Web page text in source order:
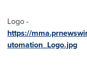
Logo -
https://
utomation_Logo.jpg